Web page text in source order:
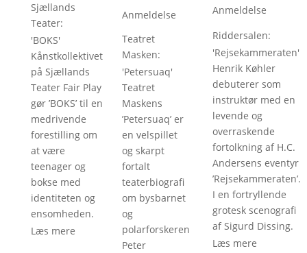
Sjællands
Teater:
'BOKS'
Kånstkollektivet
på Sjællands
Teater Fair Play
gør ’BOKS’ til en
medrivende
forestilling om
at være
teenager og
bokse med
identiteten og
ensomheden.
Læs mere
Anmeldelse
Teatret
Masken:
'Petersuaq'
Teatret
Maskens
’Petersuaq’ er
en velspillet
og skarpt
fortalt
teaterbiografi
om bysbarnet
og
polarforskeren
Peter
Anmeldelse
Riddersalen:
'Rejsekammeraten'
Henrik Køhler
debuterer som
instruktør med en
levende og
overraskende
fortolkning af H.C.
Andersens eventyr
’Rejsekammeraten’.
I en fortryllende
grotesk scenografi
af Sigurd Dissing.
Læs mere